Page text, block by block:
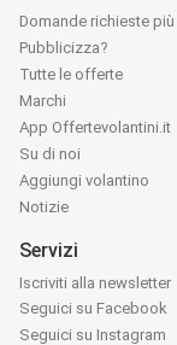
Domande richieste
Pubblicizza?
Tutte le offerte
Marchi
App Offertevolantini.it
Su di noi
Aggiungi volantino
Notizie
Servizi
Iscriviti alla newsletter
Seguici su Facebook
Seguici su Instagram